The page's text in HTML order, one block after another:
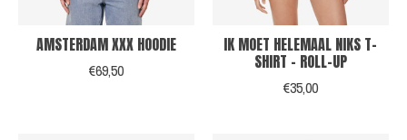
AMSTERDAM XXX HOODIE
€69,50
IK MOET HELEMAAL NIKS T-
SHIRT - ROLL-UP
€35,00